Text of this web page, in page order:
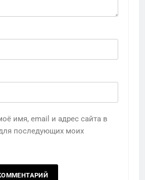
имя, email и адрес сайта в
последующих моих